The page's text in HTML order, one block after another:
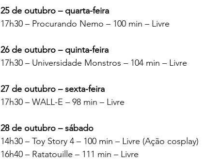
25 de outubro – quarta-feira
17h30 – Procurando Nemo – 100 min – Livre
26 de outubro – quinta-feira
17h30 – Universidade Monstros – 104 min – Livre
27 de outubro – sexta-feira
17h30 – WALL-E – 98 min – Livre
28 de outubro – sábado
14h30 – Toy Story 4 – 100 min – Livre (Ação cosplay)
16h40 – Ratatouille – 111 min – Livre